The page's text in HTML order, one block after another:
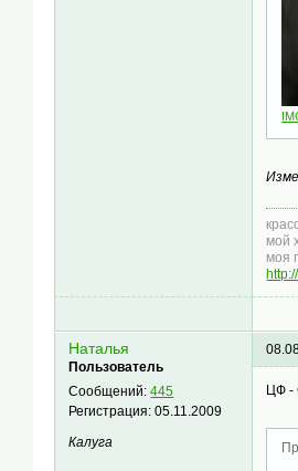
мой
моя
Наталья
Пользователь
Сообщений:445
Регистрация:05.11.2009
Калуга
ЦФ -